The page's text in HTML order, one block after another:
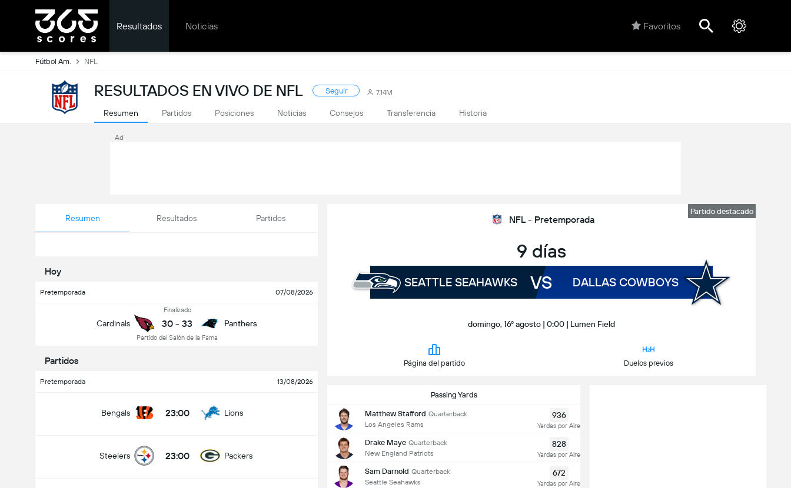
Resultados Noticias Favoritos
Fútbol Am. NFL
RESULTADOS EN VIVO DE NFL Seguir 7.14M
Resumen Partidos Posiciones Noticias Consejos Transferencia Historia
Ad
Resumen Resultados Partidos
Hoy
Pretemporada 07/08/2026
Cardinals
Finalizado
30 - 33
Partido del Salón de la Fama
Panthers
Partidos
Pretemporada 13/08/2026
Bengals 23:00 Lions
Steelers 23:00 Packers
Partido destacado
NFL - Pretemporada
9 días
SEATTLE SEAHAWKS VS DALLAS COWBOYS
domingo, 16º agosto | 0:00 | Lumen Field
Página del partido Duelos previos
Passing Yards
Matthew Stafford Quarterback
Los Angeles Rams
936
Yardas por Aire
Drake Maye Quarterback
New England Patriots
828
Yardas por Aire
Sam Darnold Quarterback
Seattle Seahawks
672
Yardas por Aire